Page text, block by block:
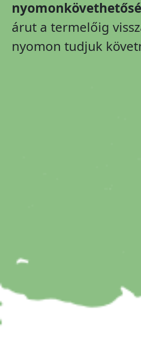
árut a termelőig
nyomon tudjuk